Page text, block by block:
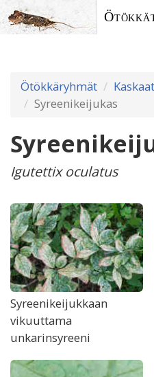
Ötökkäryhmät
Syreenikeijukas
Igutettix oculatus
Syreenikeijukkaan
vikuuttama
unkarinsyreeni